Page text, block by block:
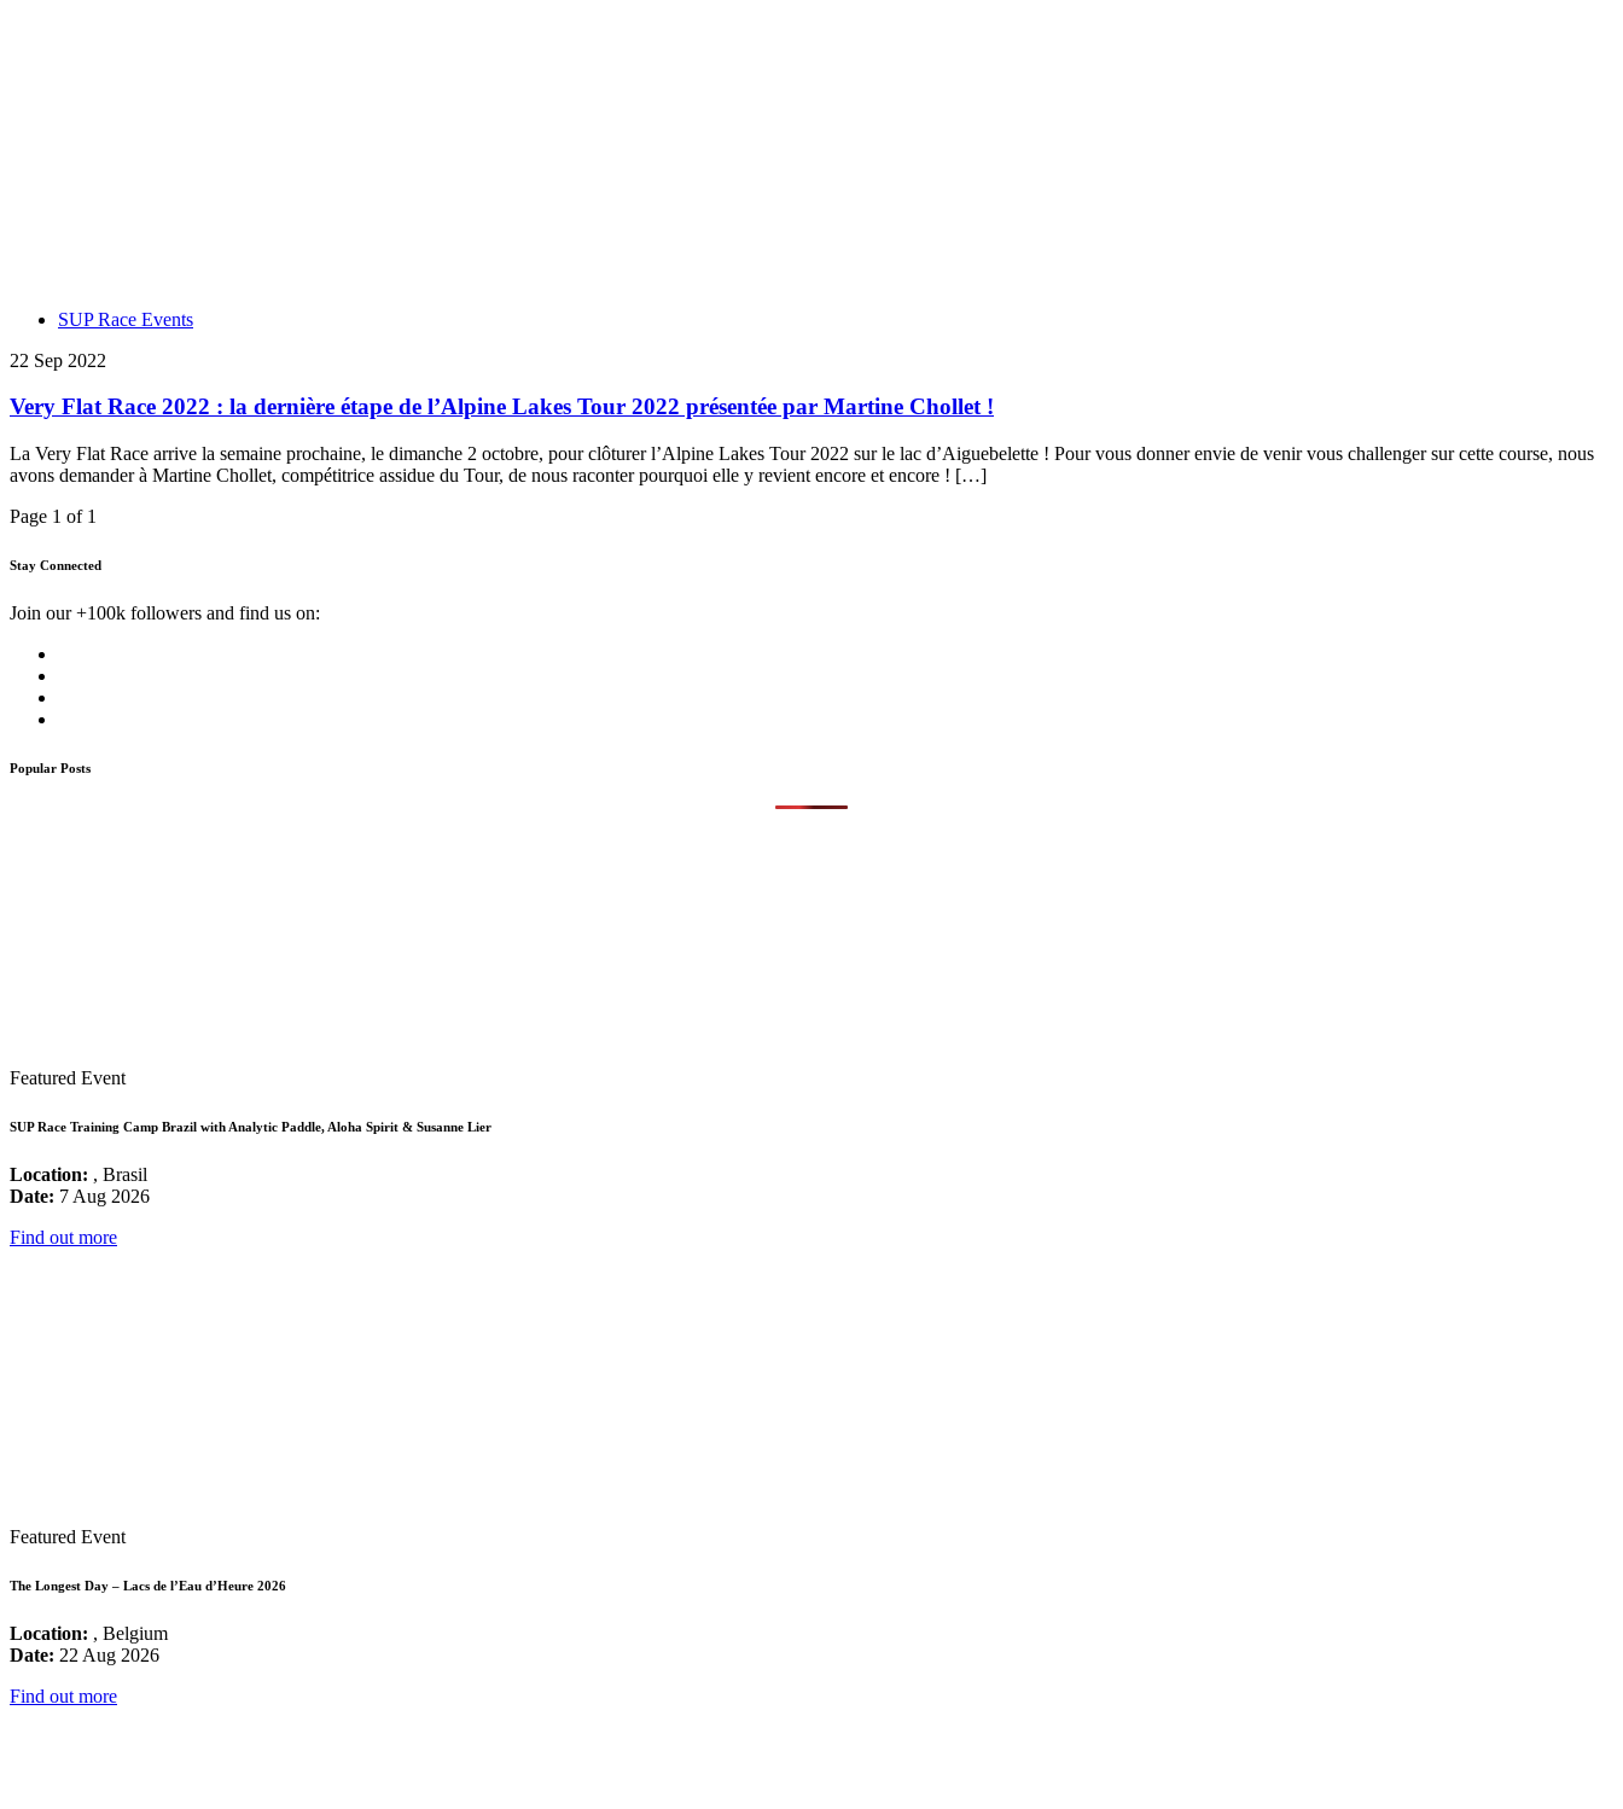
SUP Race Events
22 Sep 2022
Very Flat Race 2022 : la dernière étape de l’Alpine Lakes Tour 2022 présentée par Martine Chollet !
La Very Flat Race arrive la semaine prochaine, le dimanche 2 octobre, pour clôturer l’Alpine Lakes Tour 2022 sur le lac d’Aiguebelette ! Pour vous donner envie de venir vous challenger sur cette course, nous
avons demander à Martine Chollet, compétitrice assidue du Tour, de nous raconter pourquoi elle y revient encore et encore ! […]
Page 1 of 1
Stay Connected
Join our +100k followers and find us on:
Popular Posts
Featured Event
SUP Race Training Camp Brazil with Analytic Paddle, Aloha Spirit & Susanne Lier
Location: , Brasil
Date: 7 Aug 2026
Find out more
Featured Event
The Longest Day – Lacs de l’Eau d’Heure 2026
Location: , Belgium
Date: 22 Aug 2026
Find out more